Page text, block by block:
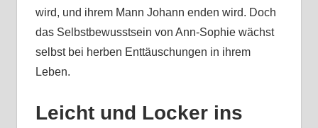
wird, und ihrem Mann Johann enden wird. Doch
das Selbstbewusstsein von Ann-Sophie wächst
selbst bei herben Enttäuschungen in ihrem
Leben.
Leicht und Locker ins